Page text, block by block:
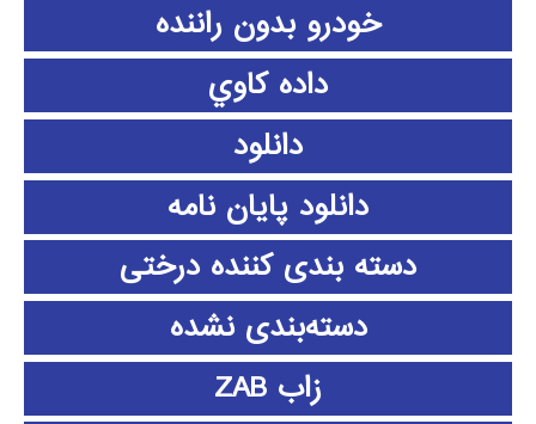
خودرو بدون راننده
داده كاوي
دانلود
دانلود پايان نامه
دسته بندی کننده درختی
دسته‌بندی نشده
زاب ZAB